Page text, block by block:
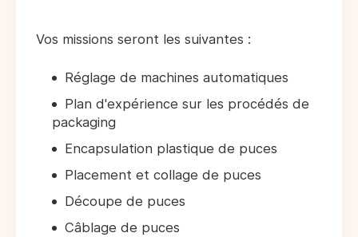
Vos missions seront les suivantes :
Réglage de machines automatiques
Plan d'expérience sur les procédés de
packaging
Encapsulation plastique de puces
Placement et collage de puces
Découpe de puces
Câblage de puces